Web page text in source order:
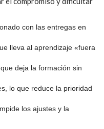
con las entregas en
lleva al aprendizaje «fuera
deja la formación sin
lo que reduce la prioridad
los ajustes y la